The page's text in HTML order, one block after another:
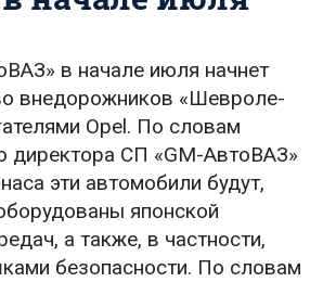
в начале июля начнет
внедорожников «Шевроле-
Opel. По словам
директора СП «GM-АвтоВАЗ»
эти автомобили будут,
японской
а также, в частности,
безопасности. По словам